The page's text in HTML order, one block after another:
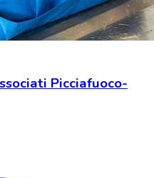
Picciafuoco-